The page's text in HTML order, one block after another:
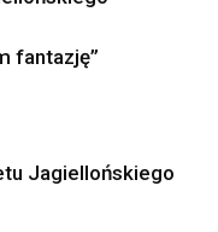
fantazję”
Jagiellońskiego